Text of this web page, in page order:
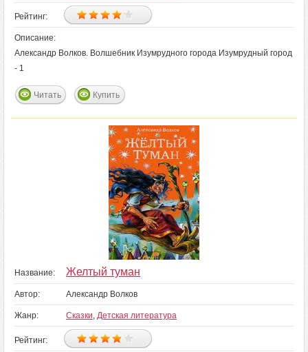
Рейтинг:
Описание:
Александр Волков. Волшебник Изумрудного города Изумрудный город
- 1
Читать Купить
Название: Желтый туман
Автор: Александр Волков
Жанр: Сказки, Детская литература
Рейтинг: